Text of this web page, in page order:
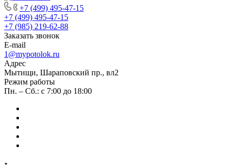
+7 (499) 495-47-15
+7 (499) 495-47-15
+7 (985) 219-62-88
Заказать звонок
E-mail
1@mypotolok.ru
Адрес
Мытищи, Шараповский пр., вл2
Режим работы
Пн. – Сб.: с 7:00 до 18:00